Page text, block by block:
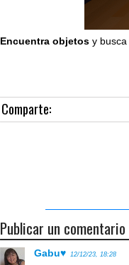
Encuentra objetos y
Comparte:
Publicar un comentario
Gabu♥ 12/12/23, 18:28